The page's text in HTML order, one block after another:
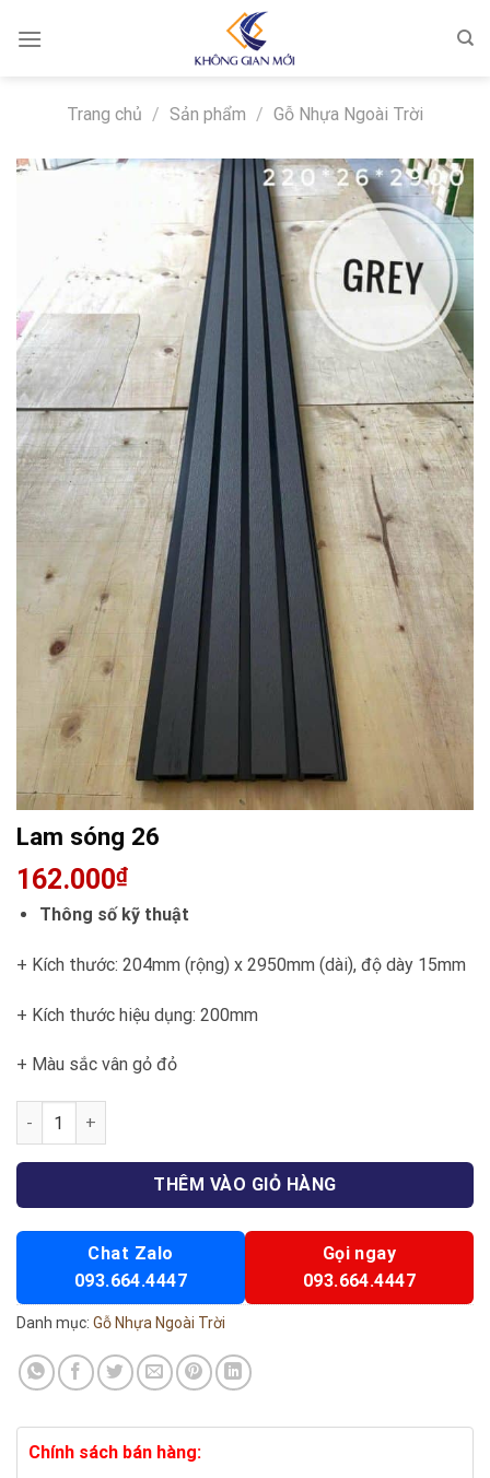
Trang chủ / Sản phẩm / Gỗ Nhựa Ngoài Trời
Lam sóng 26
162.000₫
Thông số kỹ thuật
+ Kích thước: 204mm (rộng) x 2950mm (dài), độ dày 15mm
+ Kích thước hiệu dụng: 200mm
+ Màu sắc vân gỏ đỏ
Lam sóng 26 số lượng
THÊM VÀO GIỎ HÀNG
Chat Zalo
093.664.4447
Gọi ngay
093.664.4447
Danh mục: Gỗ Nhựa Ngoài Trời
Chính sách bán hàng: